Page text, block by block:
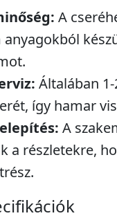
A
Általában
így hamar
A
a részletekre,